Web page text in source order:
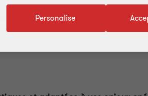
Personalise